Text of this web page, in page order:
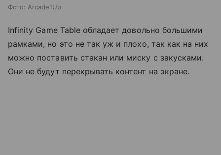
Фото: Arcade1Up
Infinity Game Table обладает довольно большими
рамками, но это не так уж и плохо, так как на них
можно поставить стакан или миску с закусками.
Они не будут перекрывать контент на экране.